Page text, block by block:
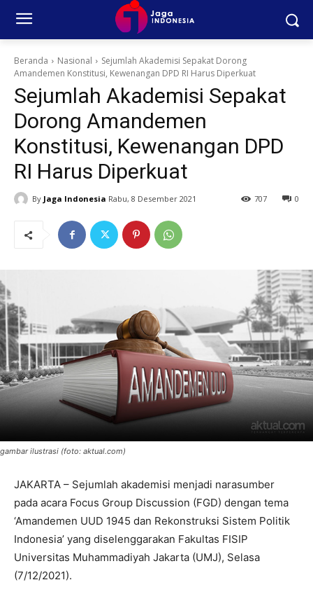
Beranda Nasional
Sejumlah Akademisi Sepakat Dorong
Amandemen Konstitusi, Kewenangan DPD RI Harus Diperkuat
Sejumlah Akademisi Sepakat
Dorong Amandemen
Konstitusi, Kewenangan DPD
RI Harus Diperkuat
By Jaga Indonesia Rabu, 8 Desember 2021 0
707
gambar ilustrasi (foto: aktual.com)
JAKARTA – Sejumlah akademisi menjadi narasumber
pada acara Focus Group Discussion (FGD) dengan tema
‘Amandemen UUD 1945 dan Rekonstruksi Sistem Politik
Indonesia’ yang diselenggarakan Fakultas FISIP
Universitas Muhammadiyah Jakarta (UMJ), Selasa
(7/12/2021).